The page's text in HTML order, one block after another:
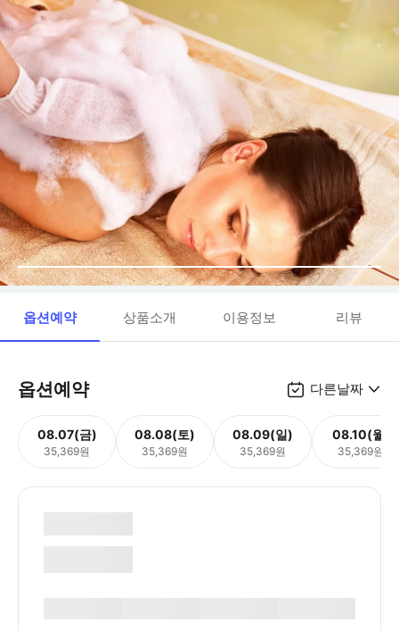
옵션예약 상품소개 이용정보 리뷰
옵션예약 다른날짜
08.07(금)
35,369원
08.08(토)
35,369원
08.09(일)
35,369원
08.10(월)
35,369원